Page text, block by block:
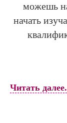
можешь
начать
Читать